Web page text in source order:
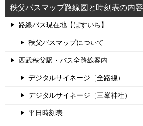
秩父バスマップ路線図と時刻表の内容
路線バス現在地【ばすいち】
秩父バスマップについて
西武秩父駅・バス全路線案内
デジタルサイネージ（全路線）
デジタルサイネージ（三峯神社）
平日時刻表